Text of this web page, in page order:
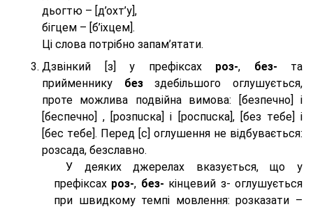
дьогтю – [д’охт’у],
бігцем – [б’іхцем].
Ці слова потрібно запам’ятати.
Дзвінкий [з] у префіксах роз-, без- та
прийменнику безздебільшого оглушується,
проте можлива подвійна вимова: [безпeчно] і
[беспeчно] , [розпuска] і [роспuска], [без тeбе] і
[бес тeбе]. Перед [с] оглушення не відбувається:
розсада, безславно.
У деяких джерелах вказується, що у
префіксах роз-, без- кінцевий з- оглушується
при швидкому темпі мовлення: розказати –